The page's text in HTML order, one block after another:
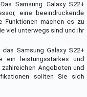
Samsung Galaxy S22+
eine beeindruckende
Funktionen machen es zu
viel unterwegs sind und ihr
Samsung Galaxy S22+
ein leistungsstarkes und
Angeboten und
sollten Sie sich